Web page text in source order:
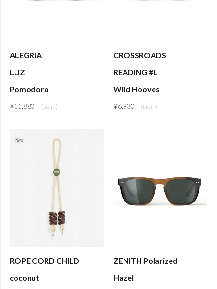
ALEGRIA
LUZ
Pomodoro
¥11,880
CROSSROADS
READING #L
Wild Hooves
¥6,930
ROPE CORD CHILD
coconut
ZENITH Polarized
Hazel